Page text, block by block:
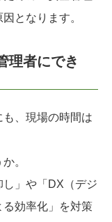
となります。
理者にでき
、現場の時間は
。
」や「DX（デジ
る効率化」を対策